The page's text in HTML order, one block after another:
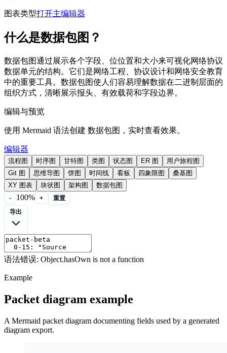
图表类型打开主编辑器
什么是数据包图？
数据包图通过展示各个字段、位位置和大小来可视化网络协议
数据单元的结构。它们是网络工程、协议设计和网络安全教育
中的重要工具。数据包图使人们容易理解数据在二进制层面的
组织方式，清晰展示报头、有效载荷和字段边界。
编辑与预览
使用 Mermaid 语法创建 数据包图，实时查看效果。
编辑器
流程图 时序图 甘特图 类图 状态图 ER 图
用户旅程图
Git 图
思维导图 饼图 时间线 看板 四象限图
桑基图
XY 图表
块状图 架构图 数据包图
- 100% +
重置
语法错误: Object.hasOwn is not a function
Example
Packet diagram example
A Mermaid packet diagram documenting fields used by a generated
diagram export.